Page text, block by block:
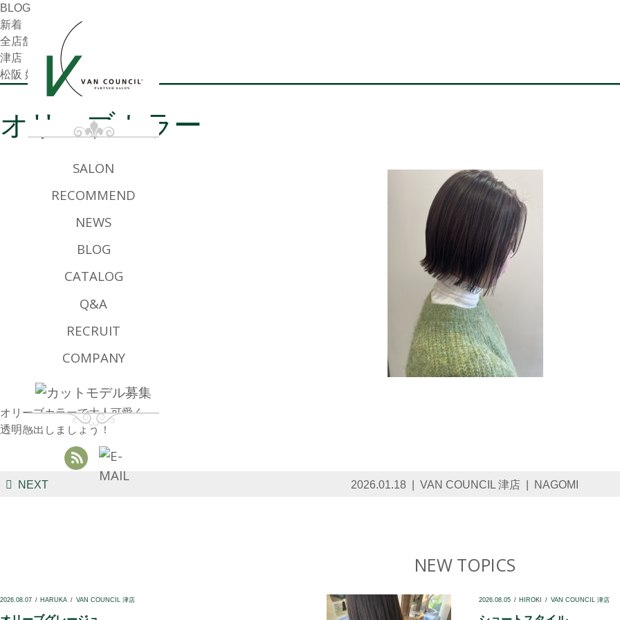
BLOG
新着
全店舗共通
津店
松阪 嬉野店
オリーブカラー
オリーブカラーで大人可愛く
透明感出しましょう！
NEXT 2026.01.18 VAN COUNCIL 津店 NAGOMI
NEW TOPICS
2026.08.07 HARUKA VAN COUNCIL 津店 2026.08.05 HIROKI VAN COUNCIL 津店
SALON
RECOMMEND
NEWS
BLOG
CATALOG
Q&A
RECRUIT
COMPANY